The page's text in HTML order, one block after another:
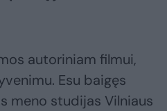
autoriniam filmui,
Esu baigęs
meno studijas Vilniaus